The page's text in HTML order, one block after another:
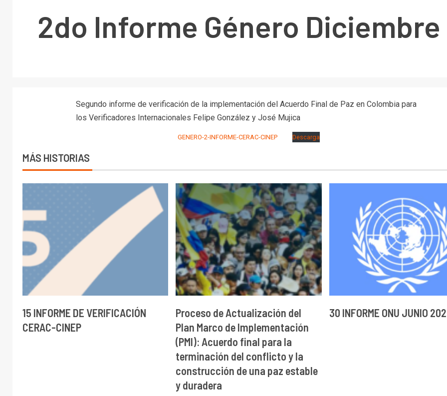
2do Informe Género Diciembre
Segundo informe de verificación de la implementación del Acuerdo Final de Paz en Colombia para
los Verificadores Internacionales Felipe González y José Mujica
GENERO-2-INFORME-CERAC-CINEP Descarga
MÁS HISTORIAS
15 INFORME DE VERIFICACIÓN
CERAC-CINEP
Proceso de Actualización del
Plan Marco de Implementación
(PMI): Acuerdo final para la
terminación del conflicto y la
construcción de una paz estable
y duradera
30 INFORME ONU JUNIO